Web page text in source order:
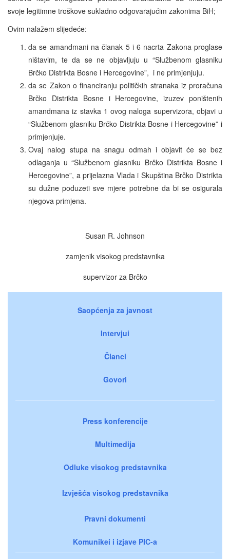
svoje legitimne troškove sukladno odgovarajućim zakonima BiH;
Ovim nalažem slijedeće:
da se amandmani na članak 5 i 6 nacrta Zakona proglase
ništavim, te da se ne objavljuju u “Službenom glasniku
Brčko Distrikta Bosne i Hercegovine”, i ne primjenjuju.
da se Zakon o financiranju političkih stranaka iz proračuna
Brčko Distrikta Bosne i Hercegovine, izuzev poništenih
amandmana iz stavka 1 ovog naloga supervizora, objavi u
“Službenom glasniku Brčko Distrikta Bosne i Hercegovine” i
primjenjuje.
Ovaj nalog stupa na snagu odmah i objavit će se bez
odlaganja u “Službenom glasniku Brčko Distrikta Bosne i
Hercegovine”, a prijelazna Vlada i Skupština Brčko Distrikta
su dužne poduzeti sve mjere potrebne da bi se osigurala
njegova primjena.
Susan R. Johnson
zamjenik visokog predstavnika
supervizor za Brčko
Saopćenja za javnost
Intervjui
Članci
Govori
Press konferencije
Multimedija
Odluke visokog predstavnika
Izvješća visokog predstavnika
Pravni dokumenti
Komunikei i izjave PIC-a